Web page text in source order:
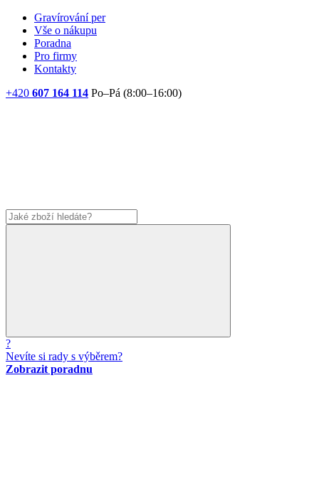
Gravírování per
Vše o nákupu
Poradna
Pro firmy
Kontakty
+420 607 164 114 Po–Pá (8:00–16:00)
?
Nevíte si rady s výběrem?
Zobrazit poradnu